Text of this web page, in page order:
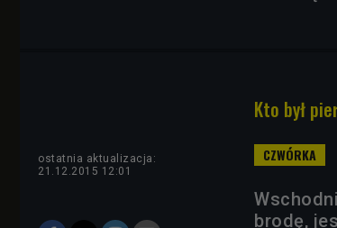
Kto był
ostatnia aktualizacja:
21.12.2015 12:01
brodę,